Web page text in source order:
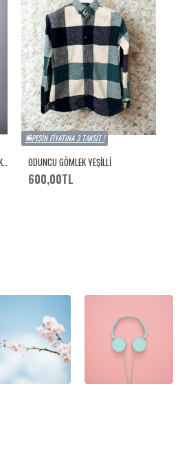
SWEATSHİRT KAPÜŞONLU ÜÇ İPLİK KREM
PEŞIN FIYATINA 3 TAKSIT !
ODUNCU GÖMLEK YEŞİLLİ
600,00TL